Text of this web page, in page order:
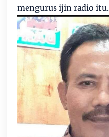
mengurus ijin radio itu.